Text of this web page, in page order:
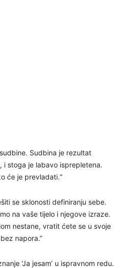
Sudbina je rezultat
i stoga je labavo isprepletena.
će je prevladati.“
se sklonosti definiranju sebe.
na vaše tijelo i njegove izraze.
nestane, vratit ćete se u svoje
napora.”
‘Ja jesam’ u ispravnom redu.